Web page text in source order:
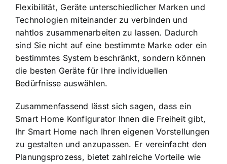
Flexibilität, Geräte unterschiedlicher Marken und
Technologien miteinander zu verbinden und
nahtlos zusammenarbeiten zu lassen. Dadurch
sind Sie nicht auf eine bestimmte Marke oder ein
bestimmtes System beschränkt, sondern können
die besten Geräte für Ihre individuellen
Bedürfnisse auswählen.
Zusammenfassend lässt sich sagen, dass ein
Smart Home Konfigurator Ihnen die Freiheit gibt,
Ihr Smart Home nach Ihren eigenen Vorstellungen
zu gestalten und anzupassen. Er vereinfacht den
Planungsprozess, bietet zahlreiche Vorteile wie